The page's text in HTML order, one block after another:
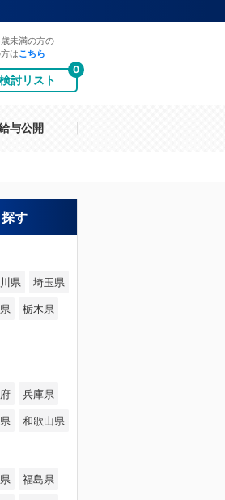
未満の方の
は こちら
検討リスト
0
与公開
す
県 埼玉県
栃木県
兵庫県
和歌山県
福島県